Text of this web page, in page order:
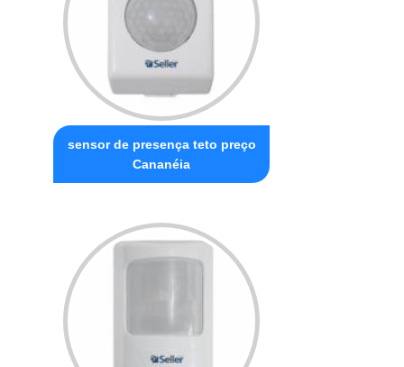
sensor de presença teto preço
Cananéia